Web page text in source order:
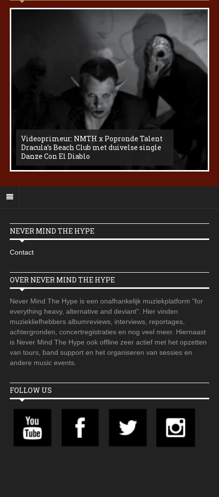
Videoprimeur: NMTH x Popronde Talent
Dracula’s Beach Club met duivelse single
Danze Con El Diablo
NEVER MIND THE HYPE
Contact
OVER NEVER MIND THE HYPE
Never Mind The Hype is een onafhankelijk muziekplatform "for
everything heavy, alternative and deviant". Hier vinden
muziekliefhebbers albumreviews, interviews, reportages,
achtergronden, concertregistraties en nog veel meer. Hiernaast
is Never Mind The Hype ook offline zeer actief met het opzetten
van tours, band support en het organiseren van sessies en
andere music events.
FOLLOW US